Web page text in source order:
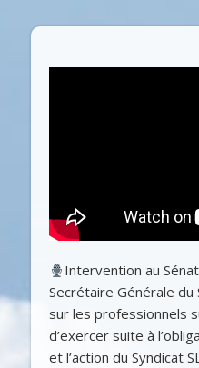
Intervention au
Secrétaire Générale du
sur les professionnels
d’exercer suite à
et l’action du Syndicat